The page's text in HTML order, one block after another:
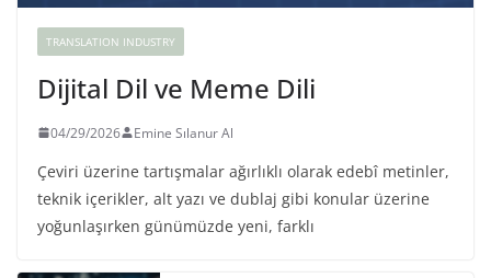
TRANSLATION INDUSTRY
Dijital Dil ve Meme Dili
04/29/2026 Emine Sılanur Al
Çeviri üzerine tartışmalar ağırlıklı olarak edebî metinler,
teknik içerikler, alt yazı ve dublaj gibi konular üzerine
yoğunlaşırken günümüzde yeni, farklı